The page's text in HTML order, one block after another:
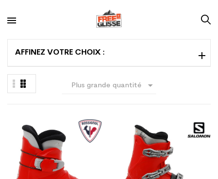
AFFINEZ VOTRE CHOIX :
Plus grande quantité 